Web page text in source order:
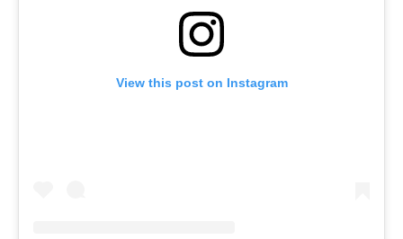
View this post on Instagram